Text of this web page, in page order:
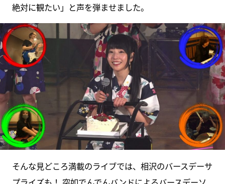
絶対に観たい」と声を弾ませました。
そんな見どころ満載のライブでは、相沢のバースデーサ